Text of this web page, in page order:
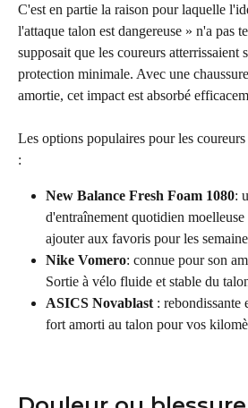
C'est en partie la raison pour laquelle
l'attaque talon est dangereuse » n'a pas
supposait que les coureurs atterrissaient
protection minimale. Avec une
amortie, cet impact est absorbé
Les options populaires pour les
:
New Balance Fresh Foam 1080:
d'entraînement quotidien moelleuse
ajouter aux favoris pour les
Nike Vomero: connue pour son
Sortie à vélo fluide et stable du
ASICS Novablast : rebondissante
fort amorti au talon pour vos